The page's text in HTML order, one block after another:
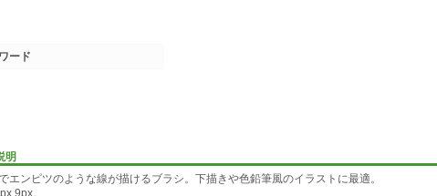
明
エンピツのような線が描けるブラシ。下描きや色鉛筆風のイラストに最適。
。
ード